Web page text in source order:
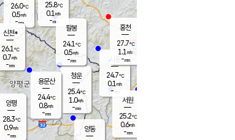
26.0℃
0.5m/s
-mm
25.8℃
0.1 m/s
-mm
청운
25.4℃
1.0m/s
-mm
팔봉
24.1℃
0.5m/s
-mm
양동
신천*
26.1℃
0.7m/s
-mm
시동
24.7℃
0.1 m/s
- mm
서원
25.2℃
0.6m/s
-mm
용문산
24.4℃
0.8m/s
-mm
홍천
27.7℃
1.1 m/s
-mm
양평
28.3℃
0.9m/s
-mm